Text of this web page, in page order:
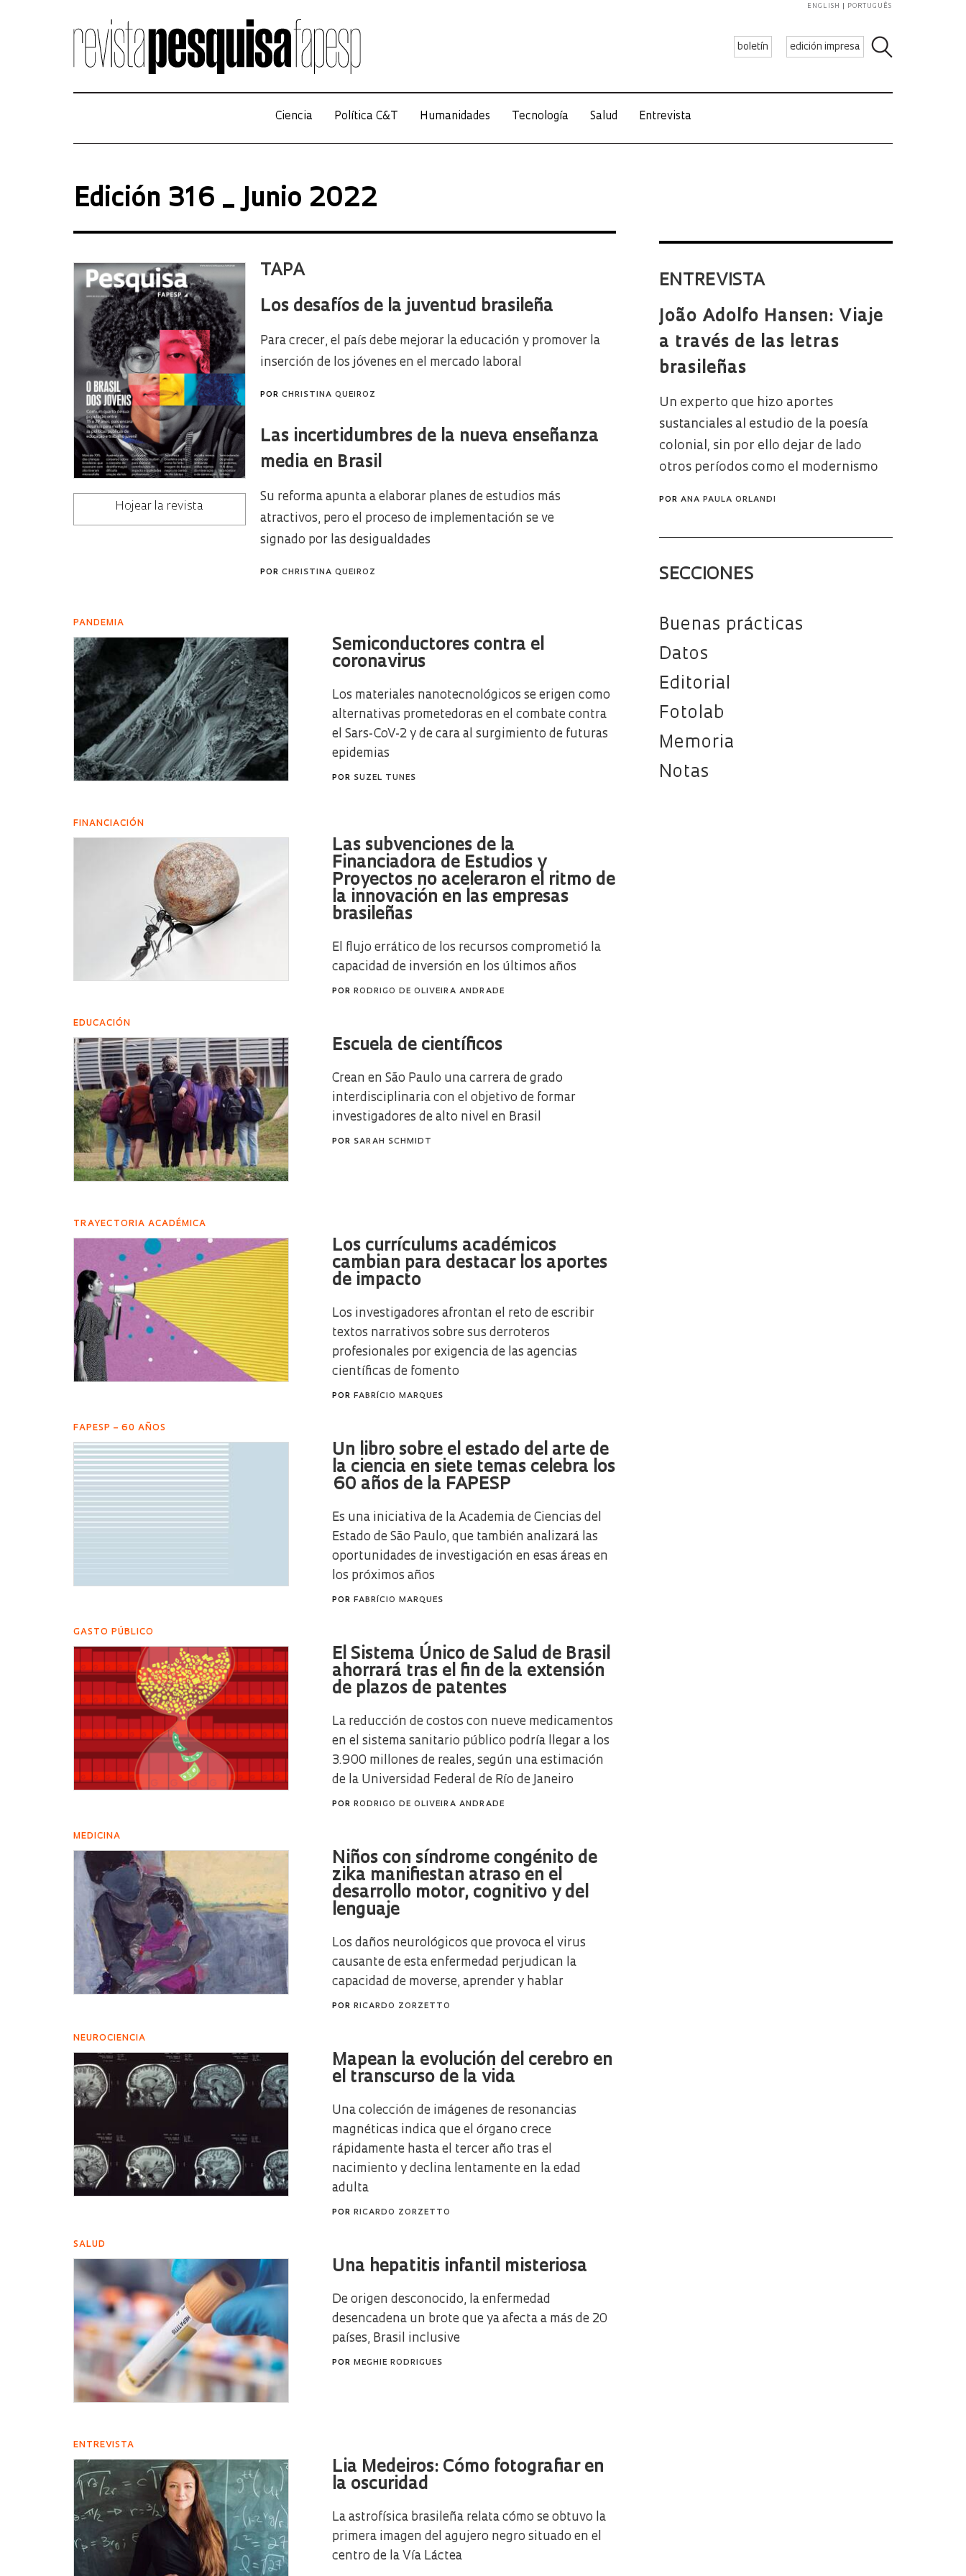
boletín edición impresa
ENGLISH PORTUGUÊS
Ciencia Política C&T Humanidades Tecnología Salud Entrevista
Edición 316 _ Junio 2022
Hojear la revista
TAPA
Los desafíos de la juventud brasileña
Para crecer, el país debe mejorar la educación y promover la
inserción de los jóvenes en el mercado laboral
POR CHRISTINA QUEIROZ
Las incertidumbres de la nueva enseñanza
media en Brasil
Su reforma apunta a elaborar planes de estudios más
atractivos, pero el proceso de implementación se ve
signado por las desigualdades
POR CHRISTINA QUEIROZ
ENTREVISTA
João Adolfo Hansen: Viaje
a través de las letras
brasileñas
Un experto que hizo aportes
sustanciales al estudio de la poesía
colonial, sin por ello dejar de lado
otros períodos como el modernismo
POR ANA PAULA ORLANDI
SECCIONES
Buenas prácticas
Datos
Editorial
Fotolab
Memoria
Notas
PANDEMIA
Semiconductores contra el
coronavirus
Los materiales nanotecnológicos se erigen como
alternativas prometedoras en el combate contra
el Sars-CoV-2 y de cara al surgimiento de futuras
epidemias
POR SUZEL TUNES
FINANCIACIÓN
Las subvenciones de la
Financiadora de Estudios y
Proyectos no aceleraron el ritmo de
la innovación en las empresas
brasileñas
El flujo errático de los recursos comprometió la
capacidad de inversión en los últimos años
POR RODRIGO DE OLIVEIRA ANDRADE
EDUCACIÓN
Escuela de científicos
Crean en São Paulo una carrera de grado
interdisciplinaria con el objetivo de formar
investigadores de alto nivel en Brasil
POR SARAH SCHMIDT
TRAYECTORIA ACADÉMICA
Los currículums académicos
cambian para destacar los aportes
de impacto
Los investigadores afrontan el reto de escribir
textos narrativos sobre sus derroteros
profesionales por exigencia de las agencias
científicas de fomento
POR FABRÍCIO MARQUES
FAPESP – 60 AÑOS
Un libro sobre el estado del arte de
la ciencia en siete temas celebra los
60 años de la FAPESP
Es una iniciativa de la Academia de Ciencias del
Estado de São Paulo, que también analizará las
oportunidades de investigación en esas áreas en
los próximos años
POR FABRÍCIO MARQUES
GASTO PÚBLICO
El Sistema Único de Salud de Brasil
ahorrará tras el fin de la extensión
de plazos de patentes
La reducción de costos con nueve medicamentos
en el sistema sanitario público podría llegar a los
3.900 millones de reales, según una estimación
de la Universidad Federal de Río de Janeiro
POR RODRIGO DE OLIVEIRA ANDRADE
MEDICINA
Niños con síndrome congénito de
zika manifiestan atraso en el
desarrollo motor, cognitivo y del
lenguaje
Los daños neurológicos que provoca el virus
causante de esta enfermedad perjudican la
capacidad de moverse, aprender y hablar
POR RICARDO ZORZETTO
NEUROCIENCIA
Mapean la evolución del cerebro en
el transcurso de la vida
Una colección de imágenes de resonancias
magnéticas indica que el órgano crece
rápidamente hasta el tercer año tras el
nacimiento y declina lentamente en la edad
adulta
POR RICARDO ZORZETTO
SALUD
Una hepatitis infantil misteriosa
De origen desconocido, la enfermedad
desencadena un brote que ya afecta a más de 20
países, Brasil inclusive
POR MEGHIE RODRIGUES
ENTREVISTA
Lia Medeiros: Cómo fotografiar en
la oscuridad
La astrofísica brasileña relata cómo se obtuvo la
primera imagen del agujero negro situado en el
centro de la Vía Láctea